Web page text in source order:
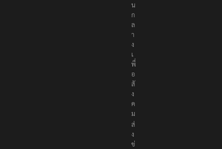
น
ก
ล
า
ง
เ
พื่
อ
สั
ง
ค
ม
ส่
ง
ข่